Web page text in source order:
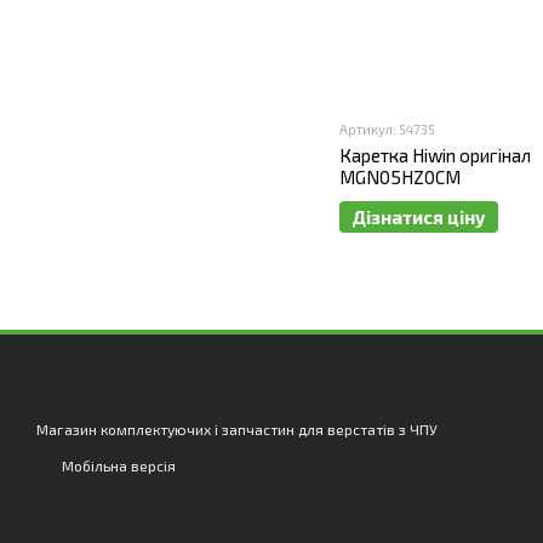
Артикул: 54735
Каретка Hiwin оригінал
MGN05HZ0CM
Дізнатися ціну
Магазин комплектуючих і запчастин для верстатів з ЧПУ
Мобільна версія